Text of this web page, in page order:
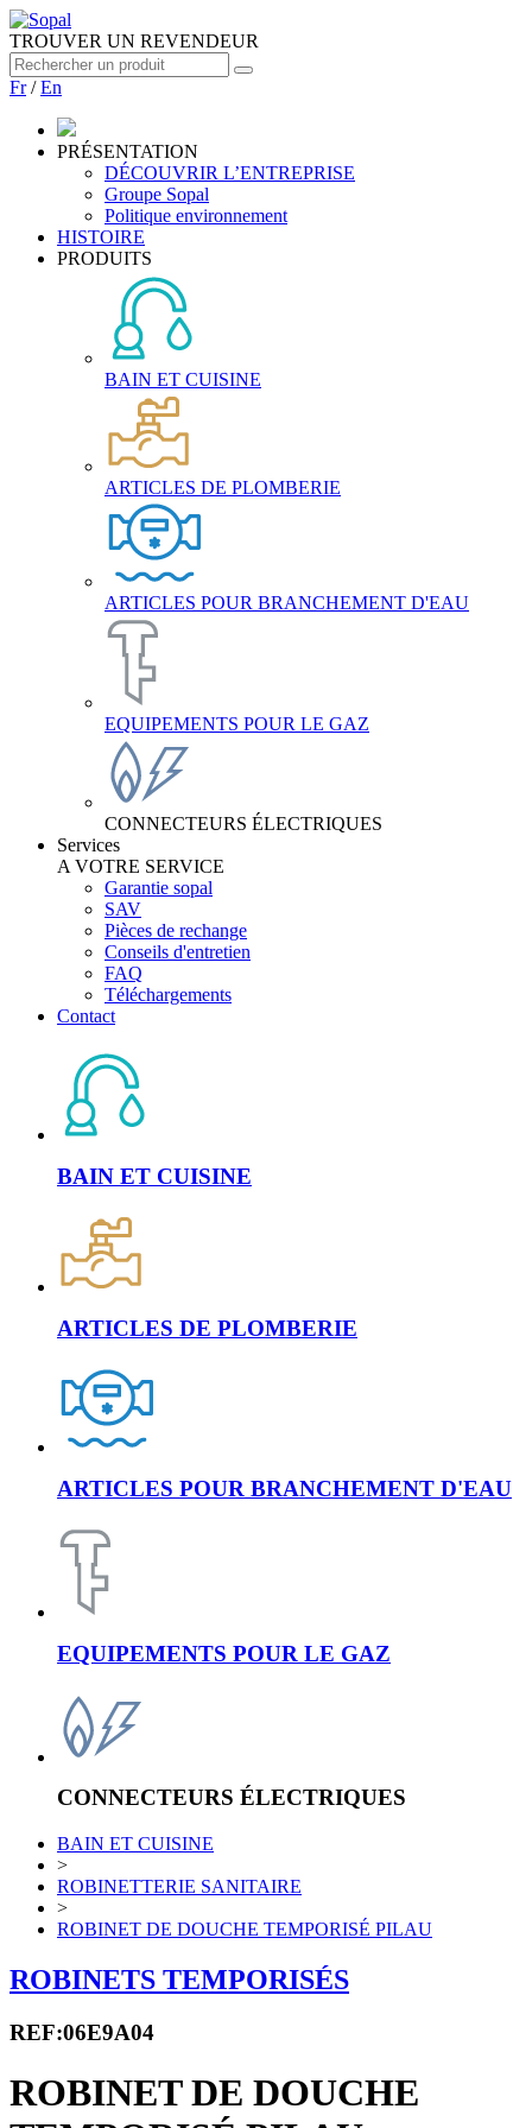
TROUVER UN REVENDEUR
Fr/En
PRÉSENTATION
DÉCOUVRIR L’ENTREPRISE
Groupe Sopal
Politique environnement
HISTOIRE
PRODUITS
BAIN ET CUISINE
ARTICLES DE PLOMBERIE
ARTICLES POUR BRANCHEMENT D'EAU
EQUIPEMENTS POUR LE GAZ
CONNECTEURS ÉLECTRIQUES
Services
A VOTRE SERVICE
Garantie sopal
SAV
Pièces de rechange
Conseils d'entretien
FAQ
Téléchargements
Contact
BAIN ET CUISINE
ARTICLES DE PLOMBERIE
ARTICLES POUR BRANCHEMENT D'EAU
EQUIPEMENTS POUR LE GAZ
CONNECTEURS ÉLECTRIQUES
BAIN ET CUISINE
>
ROBINETTERIE SANITAIRE
>
ROBINET DE DOUCHE TEMPORISÉ PILAU
ROBINETS TEMPORISÉS
REF:06E9A04
ROBINET DE DOUCHE